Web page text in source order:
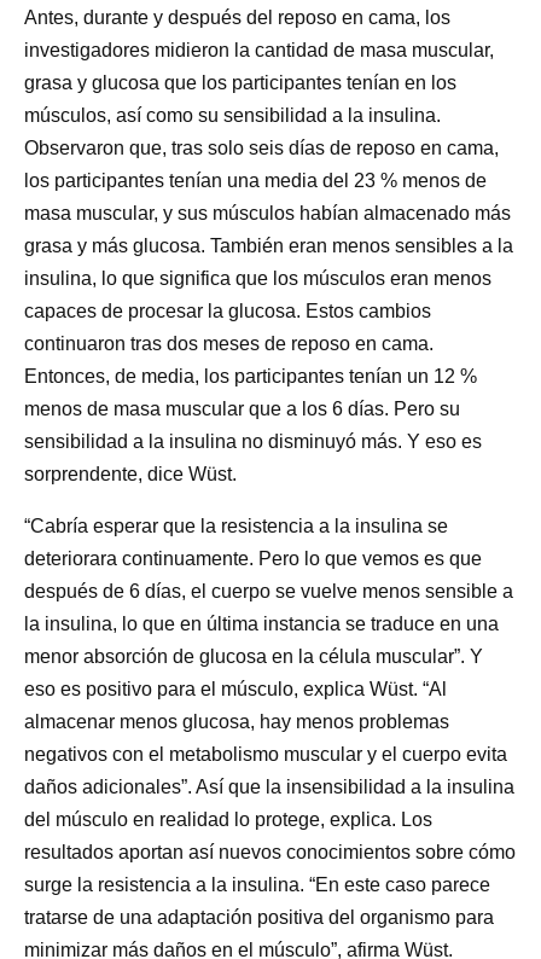
Antes, durante y después del reposo en cama, los
investigadores midieron la cantidad de masa muscular,
grasa y glucosa que los participantes tenían en los
músculos, así como su sensibilidad a la insulina.
Observaron que, tras solo seis días de reposo en cama,
los participantes tenían una media del 23 % menos de
masa muscular, y sus músculos habían almacenado más
grasa y más glucosa. También eran menos sensibles a la
insulina, lo que significa que los músculos eran menos
capaces de procesar la glucosa. Estos cambios
continuaron tras dos meses de reposo en cama.
Entonces, de media, los participantes tenían un 12 %
menos de masa muscular que a los 6 días. Pero su
sensibilidad a la insulina no disminuyó más. Y eso es
sorprendente, dice Wüst.
“Cabría esperar que la resistencia a la insulina se
deteriorara continuamente. Pero lo que vemos es que
después de 6 días, el cuerpo se vuelve menos sensible a
la insulina, lo que en última instancia se traduce en una
menor absorción de glucosa en la célula muscular”. Y
eso es positivo para el músculo, explica Wüst. “Al
almacenar menos glucosa, hay menos problemas
negativos con el metabolismo muscular y el cuerpo evita
daños adicionales”. Así que la insensibilidad a la insulina
del músculo en realidad lo protege, explica. Los
resultados aportan así nuevos conocimientos sobre cómo
surge la resistencia a la insulina. “En este caso parece
tratarse de una adaptación positiva del organismo para
minimizar más daños en el músculo”, afirma Wüst.